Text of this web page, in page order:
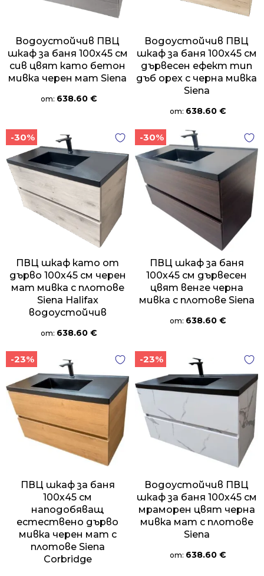
Водоустойчив ПВЦ
шкаф за баня 100х45 см
сив цвят като бетон
мивка черен мат Siena
от: 638.60 €
Водоустойчив ПВЦ
шкаф за баня 100х45 см
дървесен ефект тип
дъб орех с черна мивка
Siena
от: 638.60 €
-30%
ПВЦ шкаф като от
дърво 100х45 см черен
мат мивка с плотове
Siena Halifax
водоустойчив
от: 638.60 €
-30%
ПВЦ шкаф за баня
100х45 см дървесен
цвят венге черна
мивка с плотове Siena
от: 638.60 €
-23%
ПВЦ шкаф за баня
100х45 см
наподобяващ
естествено дърво
мивка черен мат с
плотове Siena
Corbridge
-23%
Водоустойчив ПВЦ
шкаф за баня 100х45 см
мраморен цвят черна
мивка мат с плотове
Siena
от: 638.60 €